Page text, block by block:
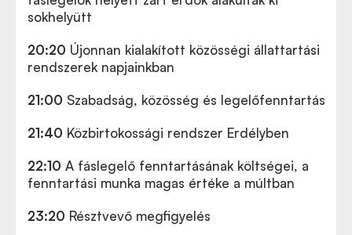
sokhelyütt
20:20 Újonnan kialakított közösségi állattartási
rendszerek napjainkban
21:00 Szabadság, közösség és legelőfenntartás
21:40 Közbirtokossági rendszer Erdélyben
22:10 A fáslegelő fenntartásának költségei, a
fenntartási munka magas értéke a múltban
23:20 Résztvevő megfigyelés